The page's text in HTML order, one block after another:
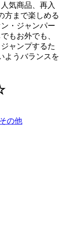
気商品、再入
方まで楽しめる
・ジャンパー
もお外でも、
ャンプするた
ようバランスを
その他